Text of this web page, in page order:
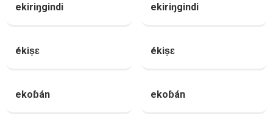
ekiriŋgindi ekiriŋgindi
ékiṣɛ ékiṣɛ
ekoɓán ekoɓán